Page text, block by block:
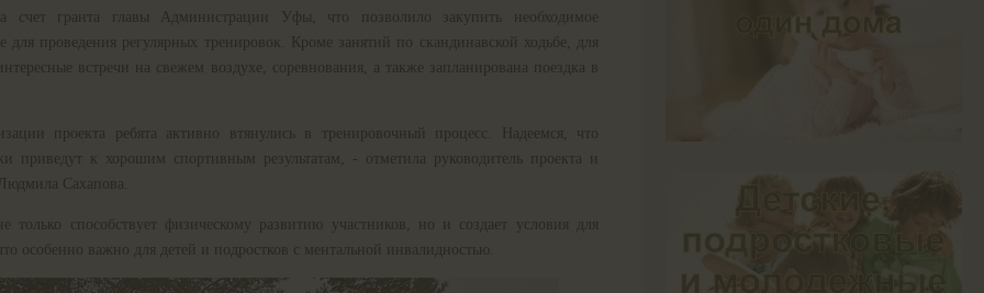
счет гранта главы Администрации Уфы, что позволило закупить необходимое
для проведения регулярных тренировок. Кроме занятий по скандинавской ходьбе, для
встречи на свежем воздухе, соревнования, а также запланирована поездка в
проекта ребята активно втянулись в тренировочный процесс. Надеемся, что
приведут к хорошим спортивным результатам, - отметила руководитель проекта и
Сахапова.
только способствует физическому развитию участников, но и создает условия для
особенно важно для детей и подростков с ментальной инвалидностью.